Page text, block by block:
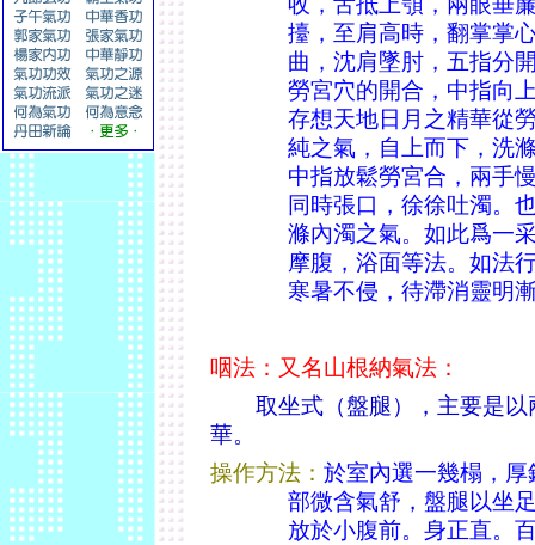
擡，至肩高時，翻掌掌
曲，沈肩墜肘，五指分
勞宮穴的開合，中指向
存想天地日月之精華從
純之氣，自上而下，洗
中指放鬆勞宮合，兩手
同時張口，徐徐吐濁。
滌內濁之氣。如此爲一
摩腹，浴面等法。如法
寒暑不侵，待滯消靈明
咽法：又名山根納氣法：
取坐式（盤腿），主要是以
華。
操作方法： 於室內選一幾榻，
部微含氣舒，盤腿以坐
放於小腹前。身正直。